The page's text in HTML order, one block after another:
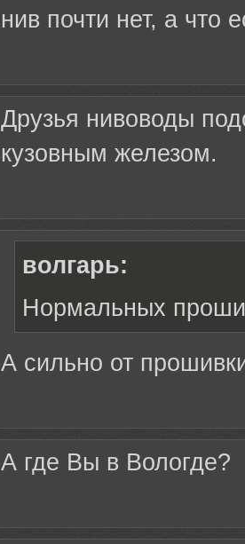
нив почти нет, а что
Друзья нивоводы
кузовным железом.
волгарь:
Нормальных
А сильно от
А где Вы в Вологде?